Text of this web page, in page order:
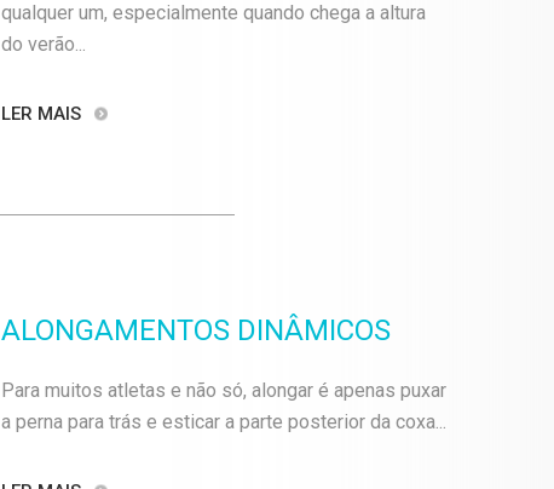
qualquer um, especialmente quando chega a altura
do verão...
LER MAIS
ALONGAMENTOS DINÂMICOS
Para muitos atletas e não só, alongar é apenas puxar
a perna para trás e esticar a parte posterior da coxa...